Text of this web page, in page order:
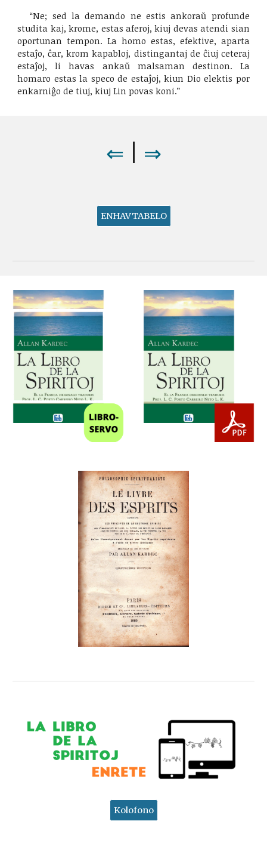
“Ne; sed la demando ne estis ankoraŭ profunde
studita kaj, krome, estas aferoj, kiuj devas atendi sian
oportunan tempon. La homo estas, efektive, aparta
estaĵo, ĉar, krom kapabloj, distingantaj de ĉiuj ceteraj
estaĵoj, li havas ankaŭ malsaman destinon. La
homaro estas la speco de estaĵoj, kiun Dio elektis por
enkarniĝo de tiuj, kiuj Lin povas koni.”
⇐ ⇒
ENHAVTABELO
Kolofono